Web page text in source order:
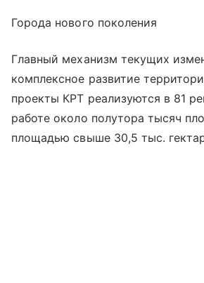
Города нового поколения
Главный механизм текущих
комплексное развитие
проекты КРТ реализуются в 81
работе около полутора тысяч
площадью свыше 30,5 тыс.